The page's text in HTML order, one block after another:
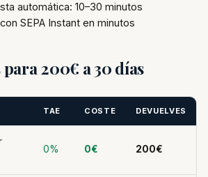
automática: 10–30 minutos
SEPA Instant en minutos
para 200€ a 30 días
TAE COSTE DEVUELVES
0% 0€ 200€